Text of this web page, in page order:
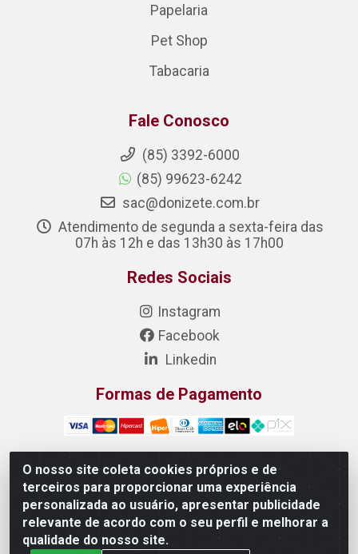
O nosso site coleta cookies próprios e de
terceiros para proporcionar uma experiência
personalizada ao usuário, apresentar publicidade
relevante de acordo com o seu perfil e melhorar a
qualidade do nosso site.
Papelaria
Pet Shop
Tabacaria
Fale Conosco
(85) 3392-6000
(85) 99623-6242
sac@donizete.com.br
Atendimento de segunda a sexta-feira das
07h às 12h e das 13h30 às 17h00
Redes Sociais
Instagram
Facebook
Linkedin
Formas de Pagamento
DONIZETE DISTRIBUIDORA DE ALIMENTOS S/A - Rua
Raimundo Matias, 377 - Pedras, Itaitinga/CE - CEP
61.887-880 - CNPJ 23.577.851/0001-05